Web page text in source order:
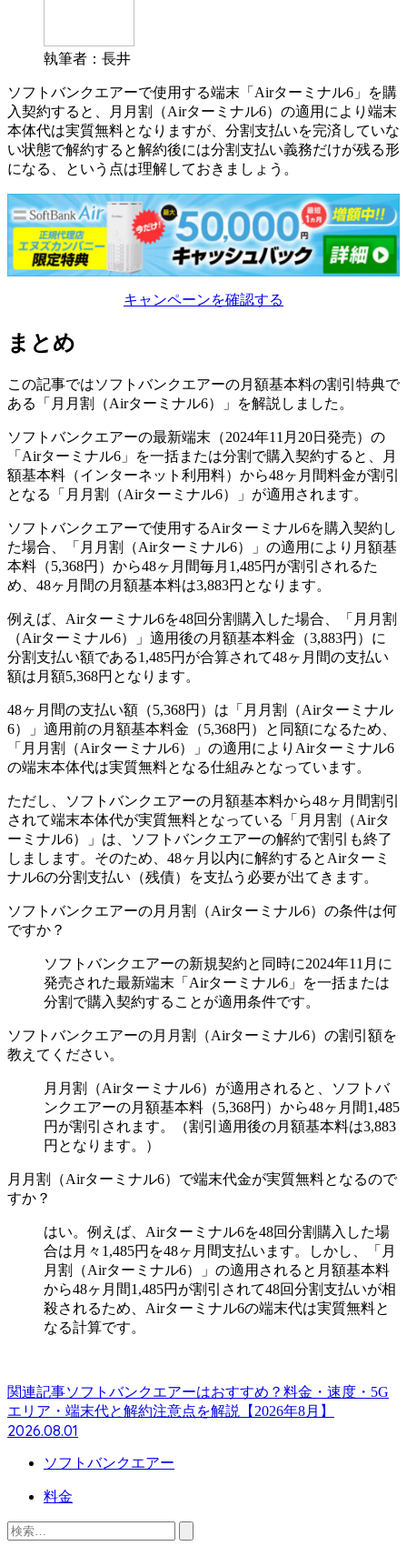
執筆者：長井
ソフトバンクエアーで使用する端末「Airターミナル6」を購
入契約すると、月月割（Airターミナル6）の適用により端末
本体代は実質無料となりますが、分割支払いを完済していな
い状態で解約すると解約後には分割支払い義務だけが残る形
になる、という点は理解しておきましょう。
キャンペーンを確認する
まとめ
この記事ではソフトバンクエアーの月額基本料の割引特典で
ある「月月割（Airターミナル6）」を解説しました。
ソフトバンクエアーの最新端末（2024年11月20日発売）の
「Airターミナル6」を一括または分割で購入契約すると、月
額基本料（インターネット利用料）から48ヶ月間料金が割引
となる「月月割（Airターミナル6）」が適用されます。
ソフトバンクエアーで使用するAirターミナル6を購入契約し
た場合、「月月割（Airターミナル6）」の適用により月額基
本料（5,368円）から48ヶ月間毎月1,485円が割引されるた
め、48ヶ月間の月額基本料は3,883円となります。
例えば、Airターミナル6を48回分割購入した場合、「月月割
（Airターミナル6）」適用後の月額基本料金（3,883円）に
分割支払い額である1,485円が合算されて48ヶ月間の支払い
額は月額5,368円となります。
48ヶ月間の支払い額（5,368円）は「月月割（Airターミナル
6）」適用前の月額基本料金（5,368円）と同額になるため、
「月月割（Airターミナル6）」の適用によりAirターミナル6
の端末本体代は実質無料となる仕組みとなっています。
ただし、ソフトバンクエアーの月額基本料から48ヶ月間割引
されて端末本体代が実質無料となっている「月月割（Airタ
ーミナル6）」は、ソフトバンクエアーの解約で割引も終了
しまします。そのため、48ヶ月以内に解約するとAirターミ
ナル6の分割支払い（残債）を支払う必要が出てきます。
ソフトバンクエアーの月月割（Airターミナル6）の条件は何
ですか？
ソフトバンクエアーの新規契約と同時に2024年11月に
発売された最新端末「Airターミナル6」を一括または
分割で購入契約することが適用条件です。
ソフトバンクエアーの月月割（Airターミナル6）の割引額を
教えてください。
月月割（Airターミナル6）が適用されると、ソフトバ
ンクエアーの月額基本料（5,368円）から48ヶ月間1,485
円が割引されます。（割引適用後の月額基本料は3,883
円となります。）
月月割（Airターミナル6）で端末代金が実質無料となるので
すか？
はい。例えば、Airターミナル6を48回分割購入した場
合は月々1,485円を48ヶ月間支払います。しかし、「月
月割（Airターミナル6）」の適用されると月額基本料
から48ヶ月間1,485円が割引されて48回分割支払いが相
殺されるため、Airターミナル6の端末代は実質無料と
なる計算です。
関連記事ソフトバンクエアーはおすすめ？料金・速度・5G
エリア・端末代と解約注意点を解説【2026年8月】
2026.08.01
ソフトバンクエアー
料金
検